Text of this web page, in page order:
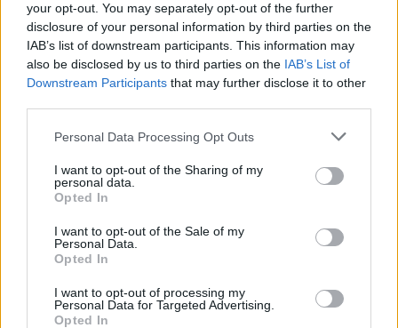
your opt-out. You may separately opt-out of the further
disclosure of your personal information by third parties on the
IAB’s list of downstream participants. This information may
also be disclosed by us to third parties on the IAB’s List of
Downstream Participants that may further disclose it to other
Personal Data Processing Opt Outs
I want to opt-out of the Sharing of my
personal data.
Opted In
I want to opt-out of the Sale of my
Personal Data.
Opted In
I want to opt-out of processing my
Personal Data for Targeted Advertising.
Opted In
Annonceret indhold
Følg med
i Aalborg og omegn